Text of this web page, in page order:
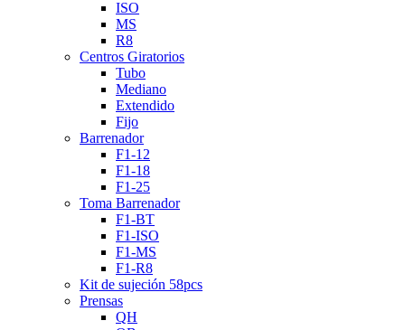
ISO
MS
R8
Centros Giratorios
Tubo
Mediano
Extendido
Fijo
Barrenador
F1-12
F1-18
F1-25
Toma Barrenador
F1-BT
F1-ISO
F1-MS
F1-R8
Kit de sujeción 58pcs
Prensas
QH